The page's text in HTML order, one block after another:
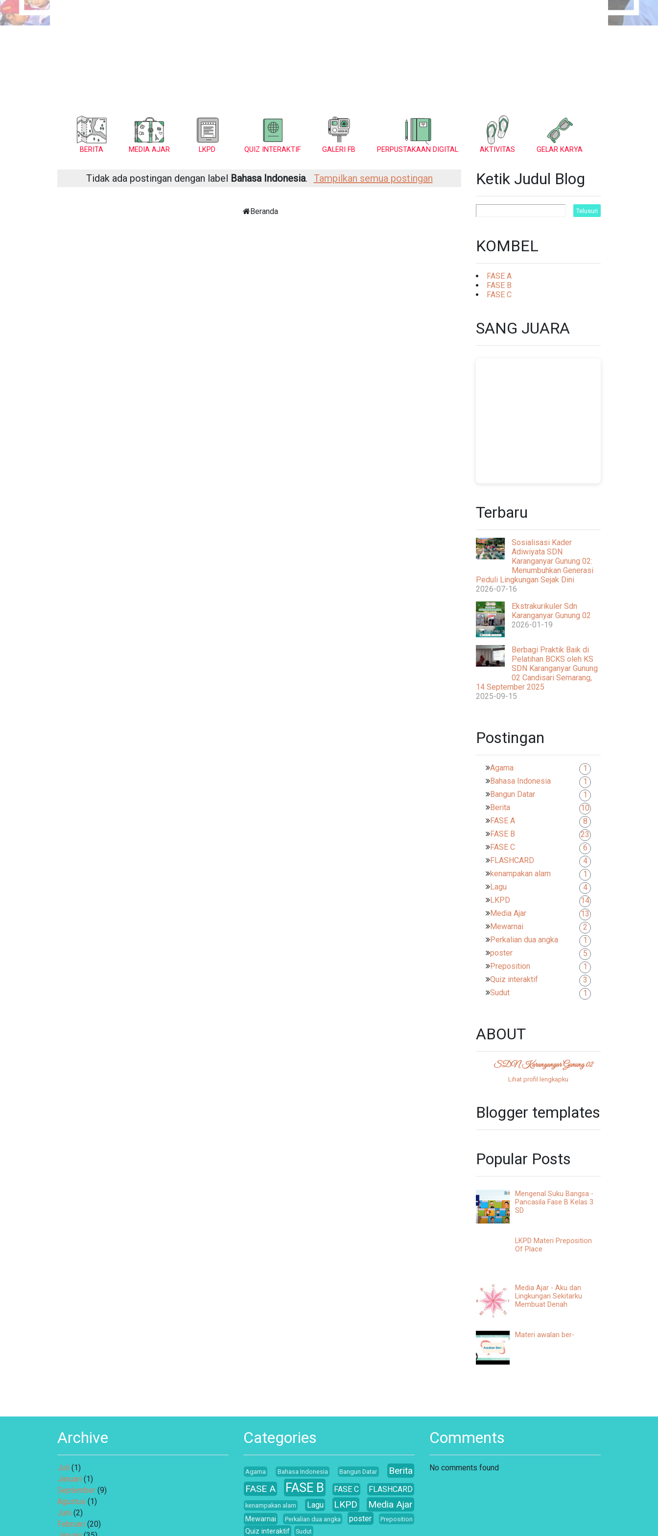
BERITA MEDIA AJAR LKPD QUIZ INTERAKTIF GALERI FB PERPUSTAKAAN DIGITAL AKTIVITAS GELAR KARYA
Tidak ada postingan dengan label Bahasa Indonesia. Tampilkan semua postingan
Beranda
Ketik Judul Blog
KOMBEL
FASE A
FASE B
FASE C
SANG JUARA
Terbaru
Sosialisasi Kader
Adiwiyata SDN
Karanganyar Gunung 02:
Menumbuhkan Generasi
Peduli Lingkungan Sejak Dini
2026-07-16
Ekstrakurikuler Sdn
Karanganyar Gunung 02
2026-01-19
Berbagi Praktik Baik di
Pelatihan BCKS oleh KS
SDN Karanganyar Gunung
02 Candisari Semarang,
14 September 2025
2025-09-15
Postingan
Agama
1
Bahasa Indonesia
1
Bangun Datar
1
Berita
10
FASE A
8
FASE B
23
FASE C
6
FLASHCARD
4
kenampakan alam
1
Lagu
4
LKPD
14
Media Ajar
13
Mewarnai
2
Perkalian dua angka
1
poster
5
Preposition
1
Quiz interaktif
3
Sudut
1
ABOUT
SDN Karanganyar Gunung 02
Lihat profil lengkapku
Blogger templates
Popular Posts
Mengenal Suku Bangsa -
Pancasila Fase B Kelas 3
SD
LKPD Materi Preposition
Of Place
Media Ajar - Aku dan
Lingkungan Sekitarku
Membuat Denah
Materi awalan ber-
Archive
Juli (1)
Januari (1)
September (9)
Agustus (1)
Juni (2)
Februari (20)
Categories
Agama Bahasa Indonesia Bangun Datar
Berita
FASE A
FASE B FASE C FLASHCARD
kenampakan alam Lagu LKPD Media Ajar
Mewarnai Perkalian dua angka poster Preposition
Quiz interaktif Sudut
Comments
No comments found